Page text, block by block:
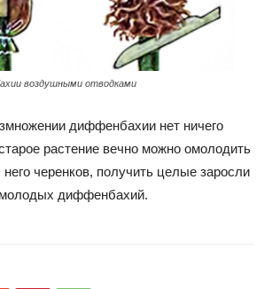
воздушными отводками
диффенбахии нет ничего
растение вечно можно омолодить
черенков, получить целые заросли
диффенбахий.